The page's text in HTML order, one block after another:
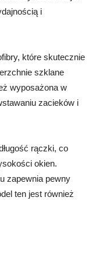
i
które skutecznie
szklane
wyposażona w
zacieków i
rączki, co
okien.
zapewnia pewny
ten jest również